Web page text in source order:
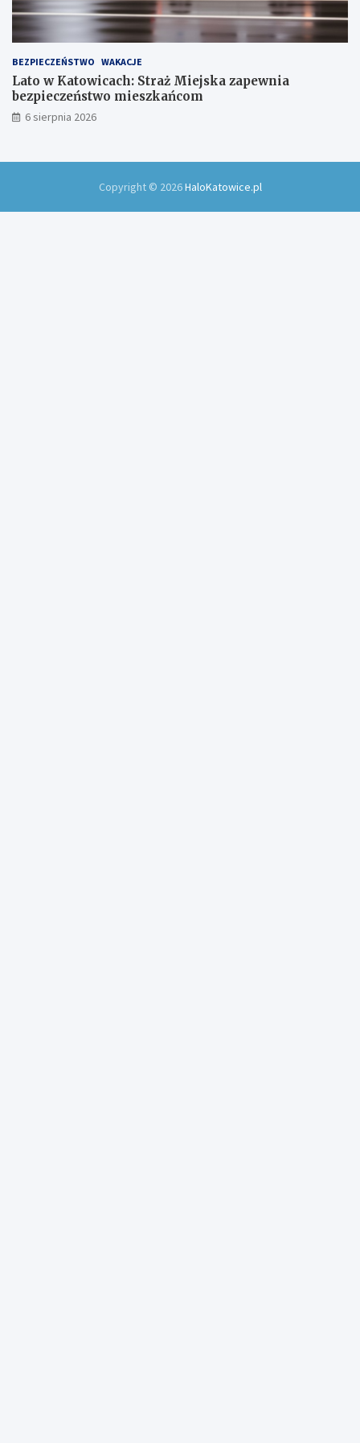
BEZPIECZEŃSTWO WAKACJE
Lato w Katowicach: Straż Miejska zapewnia
bezpieczeństwo mieszkańcom
6 sierpnia 2026
Copyright © 2026HaloKatowice.pl